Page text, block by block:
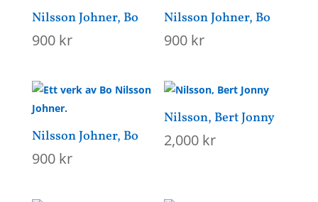
Nilsson Johner, Bo
900 kr
Nilsson Johner, Bo
900 kr
Nilsson Johner, Bo
900 kr
Nilsson, Bert Jonny
2,000 kr